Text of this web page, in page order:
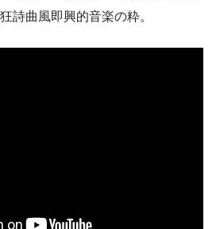
詩曲風即興的音楽の粋。